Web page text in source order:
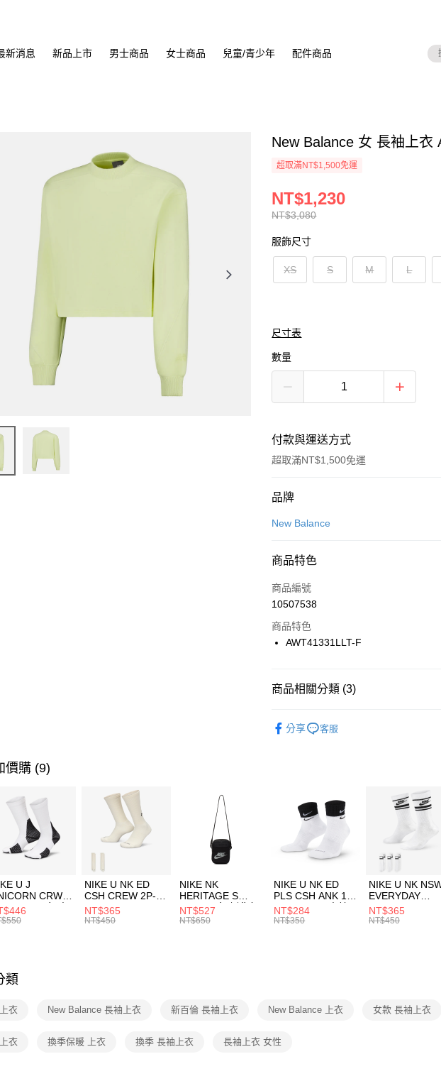
新消息 新品上市 男士商品 女士商品 兒童/青少年 配件商品
New Balance 女 長袖上衣
超取滿NT$1,500免運
NT$3,080
NT$1,230
服飾尺寸
XS S M L
尺寸表
數量
付款與運送方式
超取滿NT$1,500免運
付款方式
信用卡一次付款
合作金庫商業銀行
華南商業銀行
上海商業儲蓄銀行
國泰世華商業銀行
聯邦商業銀行
台新國際商業銀行
LINE Pay
Apple Pay
【關於「AFTEE先享後付」】
３．安心：先確認商品／服務後，再付款。
【「AFTEE先享後付」結帳流程】
１．於結帳方式選擇「AFTEE先享後付」
付」結帳頁面，進行簡訊認證並確認金額後
２．訂單成立數日內，您將收到繳費通知簡
３．收到繳費通知簡訊後14天內，點擊此
／ATM／網路銀行／等多元方式進行付款
※ 請注意：結帳手續完成當下不需立刻繳
絡購買商品的店家。未經商家同意取消之訂
先享後付繳納相關費用。
交易，需依本服務之必要範圍內提供個人資
２．關於個人資料處理事宜，請瀏覽以下網
每筆NT$100，滿NT$1,500(含以上)免
每筆NT$100，滿NT$1,500(含以上)免
付款後門市自取
每筆NT$100，滿NT$1,500(含以上)免
品牌
New Balance
商品特色
商品編號
10507538
商品特色
AWT41331LLT-F
商品相關分類 (3)
分享 客服
價購 (9)
U J
CRW
-160 男女 中
FZ3393100
NIKE U NK ED
CSH CREW 2P-
144 EMBRDY 男
女 短統襪
NT$365
NT$450
NIKE NK
HERITAGE S
SMIT 男女 側背包
BA5871010
NT$527
NT$650
NIKE U NK ED
PLS CSH ANK 1P
144 DBL 男 中統
襪 DH4058104
NT$284
NT$350
NIKE U NK
EVERYDAY
ESSENTIAL CR
男女 短統襪
NT$365
NT$450
類
衣 New Balance 長袖上衣 新百倫 長袖上衣 New Balance 上衣 女款 長袖上衣
衣 換季保暖 上衣 換季 長袖上衣 長袖上衣 女性